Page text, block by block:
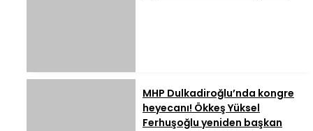
MHP Dulkadiroğlu’nda kongre
heyecanı! Ökkeş Yüksel
Ferhuşoğlu yeniden başkan